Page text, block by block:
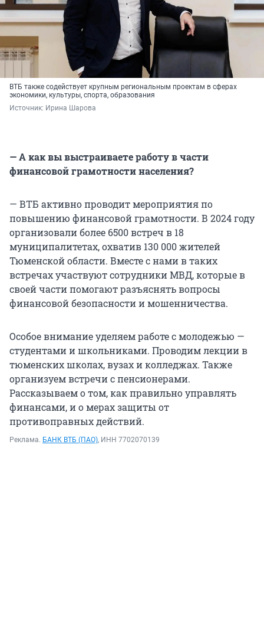
ВТБ также содействует крупным региональным проектам в сферах
экономики, культуры, спорта, образования
Источник: Ирина Шарова
— А как вы выстраиваете работу в части
финансовой грамотности населения?
— ВТБ активно проводит мероприятия по
повышению финансовой грамотности. В 2024 году
организовали более 6500 встреч в 18
муниципалитетах, охватив 130 000 жителей
Тюменской области. Вместе с нами в таких
встречах участвуют сотрудники МВД, которые в
своей части помогают разъяснять вопросы
финансовой безопасности и мошенничества.
Особое внимание уделяем работе с молодежью —
студентами и школьниками. Проводим лекции в
тюменских школах, вузах и колледжах. Также
организуем встречи с пенсионерами.
Рассказываем о том, как правильно управлять
финансами, и о мерах защиты от
противоправных действий.
Реклама. БАНК ВТБ (ПАО), ИНН 7702070139